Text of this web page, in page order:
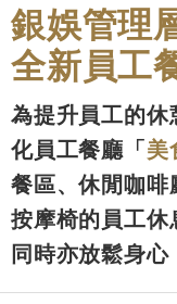
銀娛管理
全新員工
為提升員工的
化員工餐廳「美
餐區、休閒咖啡
按摩椅的員工休
同時亦放鬆身心